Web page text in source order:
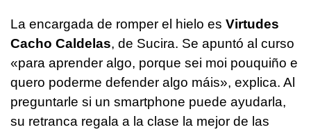
La encargada de romper el hielo es Virtudes
Cacho Caldelas, de Sucira. Se apuntó al curso
«para aprender algo, porque sei moi pouquiño e
quero poderme defender algo máis», explica. Al
preguntarle si un smartphone puede ayudarla,
su retranca regala a la clase la mejor de las